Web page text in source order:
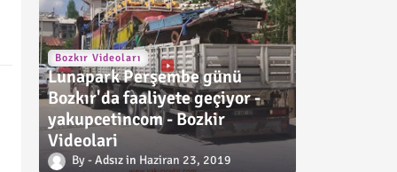
Bozkır Videoları
Lunapark Perşembe günü
Bozkır'da faaliyete geçiyor -
yakupcetincom - Bozkir
Videolari
Adsız Haziran 23, 2019